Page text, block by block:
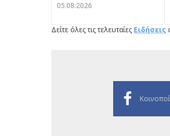
05.08.2026
Δείτε όλες τις τελευταίες Ειδήσεις